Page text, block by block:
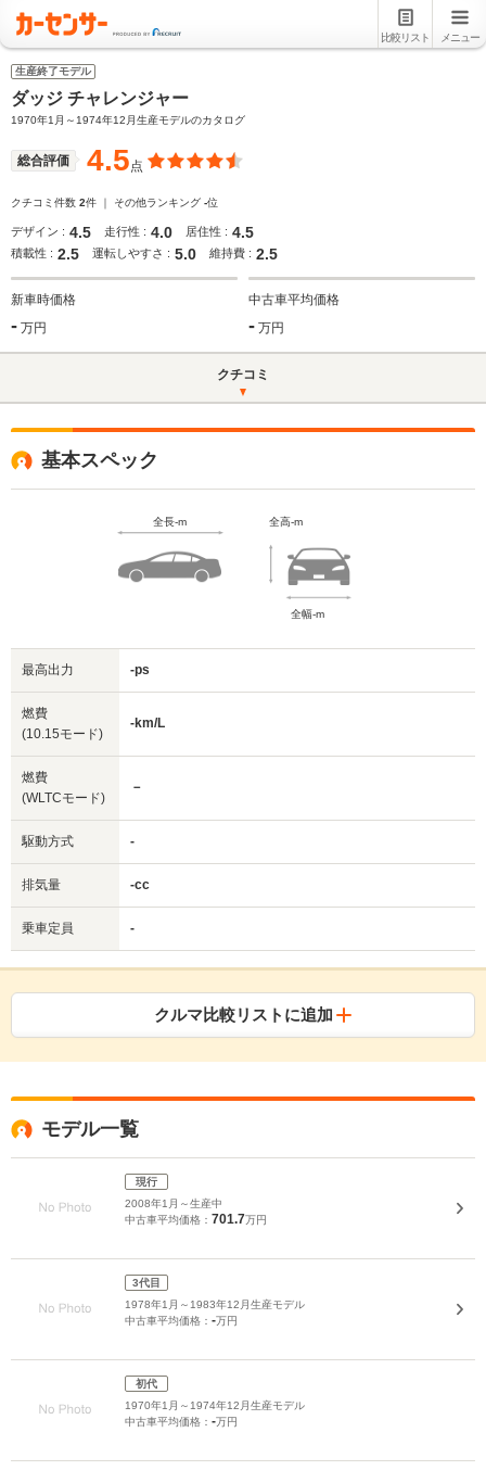
比較リスト メニュー
生産終了モデル
ダッジ チャレンジャー
1970年1月～1974年12月生産モデルのカタログ
総合評価 4.5点
クチコミ件数 2件 ｜ その他ランキング -位
デザイン : 4.5 走行性 : 4.0 居住性 : 4.5
積載性 : 2.5 運転しやすさ : 5.0 維持費 : 2.5
新車時価格
- 万円
中古車平均価格
- 万円
クチコミ
基本スペック
全長-m 全高-m
全幅-m
最高出力 -ps
燃費
(10.15モード)
-km/L
燃費
(WLTCモード)
－
駆動方式 -
排気量 -cc
乗車定員 -
クルマ比較リストに追加
モデル一覧
現行
2008年1月～生産中
中古車平均価格： 701.7万円
3代目
1978年1月～1983年12月生産モデル
中古車平均価格： -万円
初代
1970年1月～1974年12月生産モデル
中古車平均価格： -万円